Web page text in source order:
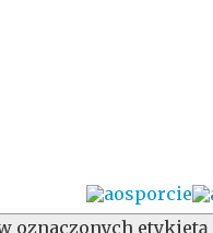
oznaczonych etykietą